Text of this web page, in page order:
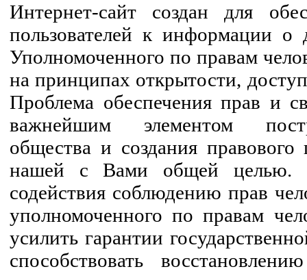
Интернет-сайт создан для
пользователей к информации о
Уполномоченного по правам
на принципах открытости,
Проблема обеспечения прав и
важнейшим элементом
общества и создания правового
нашей с Вами общей целью.
содействия соблюдению прав
уполномоченного по правам
усилить гарантии
способствовать